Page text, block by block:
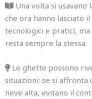
Una volta si
che ora hanno lasciato
tecnologici e pratici,
resta sempre la stessa.
Le ghette possono
situazioni: se si
neve alta, evitano il